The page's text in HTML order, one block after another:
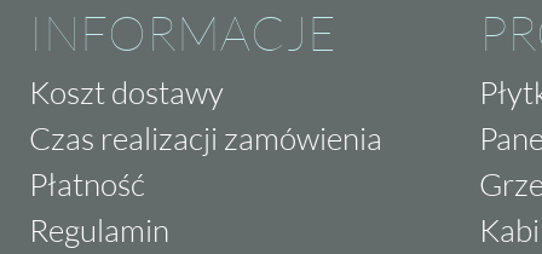
INFORMACJE
Koszt dostawy
Czas realizacji zamówienia
Płatność
Regulamin